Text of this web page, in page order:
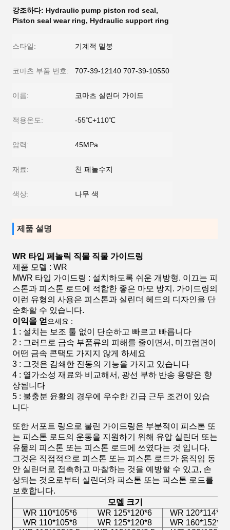
강조하다: Hydraulic pump piston rod seal,
Piston seal wear ring, Hydraulic support ring
스타일: 기계적 밀봉
코마츠 부품 번호: 707-39-12140 707-39-10550
이름: 코마츠 실린더 가이드
적용온도: -55℃+110℃
압력: 45MPa
재료: 천 페놀수지
색상: 나무 색
제품 설명
WR 타입 페놀릭 직물 직물 가이드링
제품 모델 : WR
MWR 타입 가이드링 : 설치하도록 쉬운 개방형. 이끄는 피
스톤과 피스톤 로드에 적합한 좋은 마모 방지. 가이드링의
이런 유형의 사용은 피스톤과 실린더 헤드의 디자인을 단
순화할 수 있습니다.
이익을 얻으세요 :
1 : 설치는 보조 툴 없이 단순하고 빠르고 빠릅니다
2 : 그러므로 금속 부품류의 피해를 줄이면서, 미끄럼면이
어떤 금속 콘택도 가지지 않게 하세요
3 : 그것은 감쇄한 진동의 기능을 가지고 있습니다
4 : 열가소성 재료와 비교해서, 광선 부하 반송 용량은 향
상됩니다
5 : 불충분 윤활의 경우에 우수한 긴급 근무 조건이 있습
니다
또한 서포트 링으로 불린 가이드링은 부분적이 피스톤 또
는 피스톤 로드의 운동을 지원하기 위해 유압 실린더 또는
유물의 피스톤 또는 피스톤 로드에 쓰였다는 것 입니다.
그것은 직접적으로 피스톤 또는 피스톤 로드가 움직임 동
안 실린더로 접촉하고 마찰하는 것을 예방할 수 있고, 손
상되는 것으로부터 실린더와 피스톤 또는 피스톤 로드를
보호합니다.
모델 크기
WR 110*105*6
WR 125*120*6
WR 120*114*9.5
WR 110*105*8
WR 125*120*8
WR